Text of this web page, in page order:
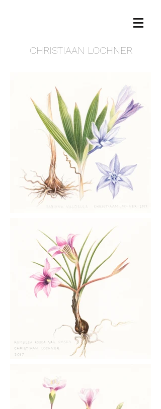
CHRISTIAAN LOCHNER